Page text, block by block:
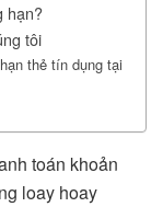
hạn?
tôi
thẻ tín dụng tại
toán khoản
loay hoay